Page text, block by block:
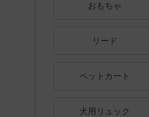
おもちゃ
リード
ペットカート
犬用リュック